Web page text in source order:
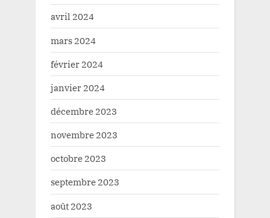
avril 2024
mars 2024
février 2024
janvier 2024
décembre 2023
novembre 2023
octobre 2023
septembre 2023
août 2023